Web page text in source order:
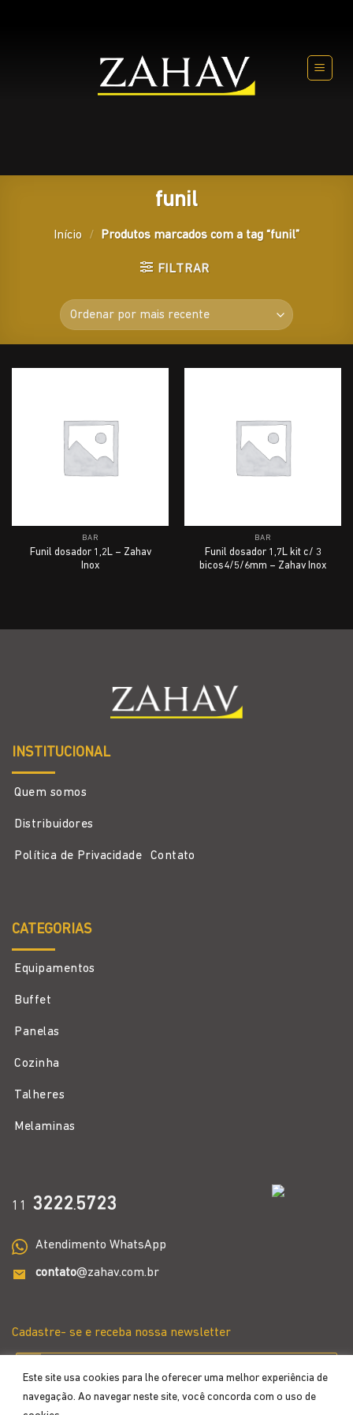
Este site usa cookies para lhe oferecer uma melhor experiência de
navegação. Ao navegar neste site, você concorda com o uso de
funil
Início / Produtos marcados com a tag “funil”
FILTRAR
BAR
Funil dosador 1,2L – Zahav
Inox
BAR
Funil dosador 1,7L kit c/ 3
bicos4/5/6mm – Zahav Inox
INSTITUCIONAL
Quem somos
Distribuidores
Política de Privacidade Contato
CATEGORIAS
Equipamentos
Buffet
Panelas
Cozinha
Talheres
Melaminas
11 3222.5723
Atendimento WhatsApp
contato@zahav.com.br
Cadastre- se e receba nossa newsletter